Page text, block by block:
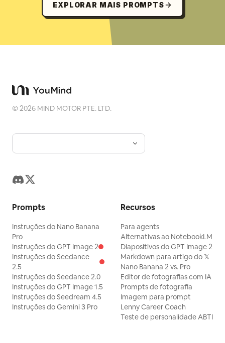
EXPLORAR MAIS PROMPTS
©2026 MIND MOTOR PTE. LTD.
Prompts
Instruções do Nano Banana
Pro
Instruções do GPT Image 2
Instruções do Seedance
2.5
Instruções do Seedance 2.0
Instruções do GPT Image 1.5
Instruções do Seedream 4.5
Instruções do Gemini 3 Pro
Recursos
Para agents
Alternativas ao NotebookLM
Diapositivos do GPT Image 2
Markdown para artigo do 𝕏
Nano Banana 2 vs. Pro
Editor de fotografias com IA
Prompts de fotografia
Imagem para prompt
Lenny Career Coach
Teste de personalidade ABTI